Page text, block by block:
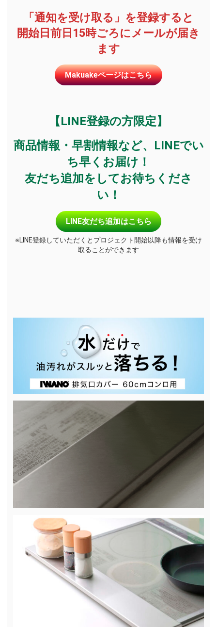
「通知を受け取る」を登録すると
開始日前日15時ごろにメールが届き
ます
Makuakeページはこちら
【LINE登録の方限定】
商品情報・早割情報など、LINEでい
ち早くお届け！
友だち追加をしてお待ちくださ
い！
LINE友だち追加はこちら
※LINE登録していただくとプロジェクト開始以降も情報を受け
取ることができます